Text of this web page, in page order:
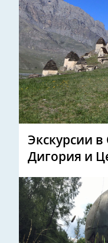
Экскурсии
Дигория и